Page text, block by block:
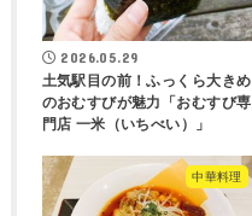
2026.05.29
土気駅目の前！ふっくら大きめ
のおむすびが魅力「おむすび専
門店 一米（いちべい）」
中華料理